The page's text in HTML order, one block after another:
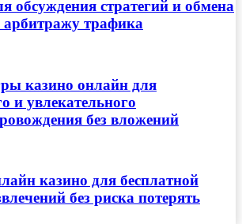
обсуждения стратегий и обмена
трафика
казино онлайн для
и увлекательного
без вложений
казино для бесплатной
без риска потерять